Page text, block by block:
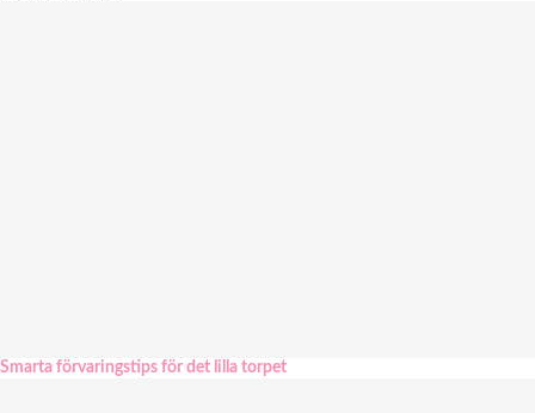
Smarta förvaringstips för det lilla torpet